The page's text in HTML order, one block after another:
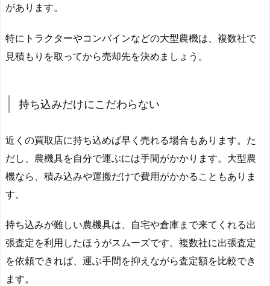
があります。
特にトラクターやコンバインなどの大型農機は、複数社で
見積もりを取ってから売却先を決めましょう。
持ち込みだけにこだわらない
近くの買取店に持ち込めば早く売れる場合もあります。た
だし、農機具を自分で運ぶには手間がかかります。大型農
機なら、積み込みや運搬だけで費用がかかることもありま
す。
持ち込みが難しい農機具は、自宅や倉庫まで来てくれる出
張査定を利用したほうがスムーズです。複数社に出張査定
を依頼できれば、運ぶ手間を抑えながら査定額を比較でき
ます。